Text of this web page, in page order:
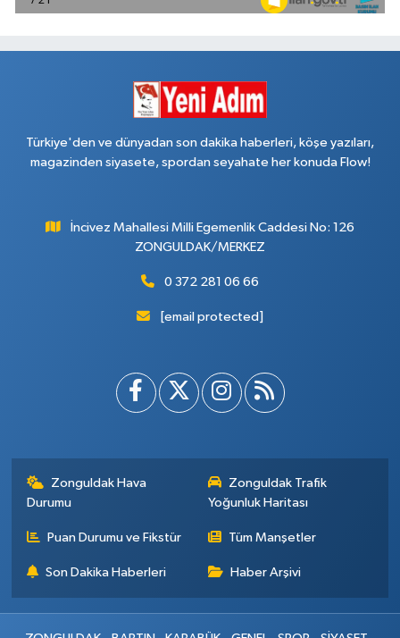
Türkiye'den ve dünyadan son dakika haberleri, köşe yazıları,
magazinden siyasete, spordan seyahate her konuda Flow!
İncivez Mahallesi Milli Egemenlik Caddesi No: 126
ZONGULDAK/MERKEZ
0 372 281 06 66
[email protected]
Zonguldak Hava
Durumu
Zonguldak Trafik
Yoğunluk Haritası
Puan Durumu ve Fikstür Tüm Manşetler
Son Dakika Haberleri Haber Arşivi